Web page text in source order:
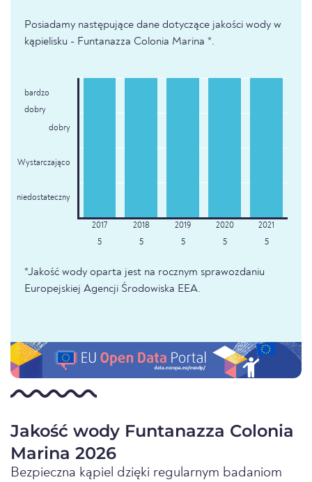
Posiadamy następujące dane dotyczące jakości wody w
kąpielisku - Funtanazza Colonia Marina *.
bardzo
dobry
dobry
Wystarczająco
niedostateczny
5 5 5 5 5
*Jakość wody oparta jest na rocznym sprawozdaniu
Europejskiej Agencji Środowiska EEA.
Jakość wody Funtanazza Colonia
Marina 2026
Bezpieczna kąpiel dzięki regularnym badaniom